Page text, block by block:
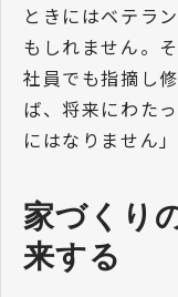
ときにはベテラ
もしれません。
社員でも指摘し
ば、将来にわた
にはなりません
家づくり
来する